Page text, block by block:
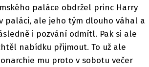
paláce obdržel princ Harry
paláci, ale jeho tým dlouho váhal a
i pozvání odmítl. Pak si ale
nabídku přijmout. To už ale
mu proto v sobotu večer